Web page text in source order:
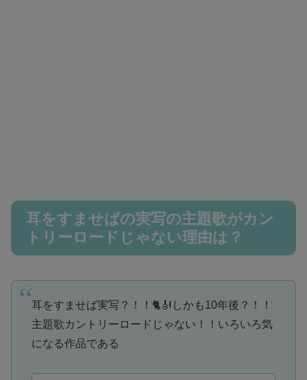
耳をすませばの実写の主題歌がカン
トリーロードじゃない理由は？
耳をすませば実写？！！🐈🎻しかも10年後？！！
主題歌カントリーロードじゃない！！いろいろ気
になる作品である